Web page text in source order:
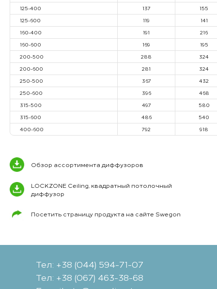
125-400
137
155
125-600
119
141
160-400
191
216
160-600
169
195
200-500
288
324
200-600
281
324
250-500
367
432
250-600
396
468
315-500
497
580
315-600
486
540
400-600
792 918
Обзор ассортимента диффузоров
LOCKZONE Ceiling, квадратный потолочный
диффузор
Посетить страницу продукта на сайте Swegon
Тел: +38 (044) 594-71-07
Тел: +38 (067) 463-38-68